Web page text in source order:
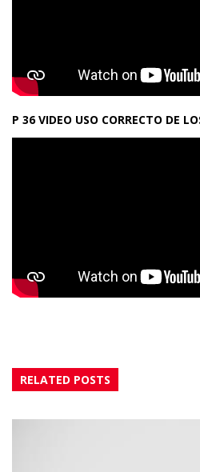
P 36 VIDEO USO CORRECTO DE
RELATED POSTS